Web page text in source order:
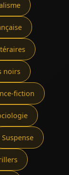
noirs
fiction
Suspense